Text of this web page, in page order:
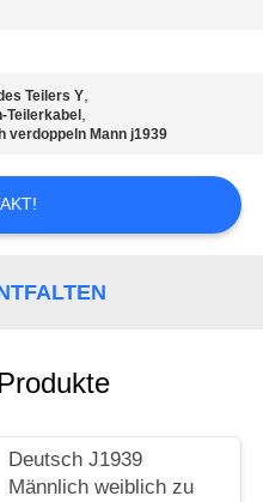
Teilers Y,
Teilerkabel ,
verdoppeln Mann j1939
Deutsch J1939
Männlich weiblich zu